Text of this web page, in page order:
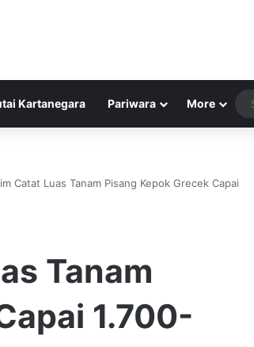
Kartanegara Pariwara More
Catat Luas Tanam Pisang Kepok Grecek Capai
Tanam
1.700-